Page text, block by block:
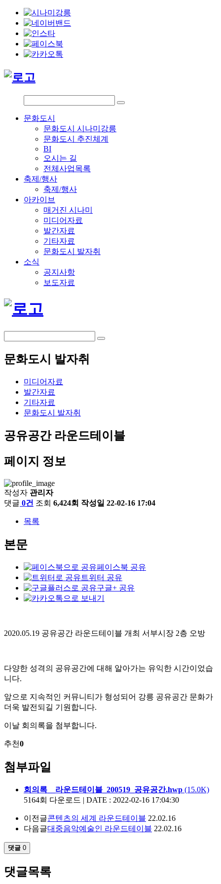
문화도시
문화도시 시나미강릉
문화도시 추진체계
BI
오시는 길
전체사업목록
축제/행사
축제/행사
아카이브
매거진 시나미
미디어자료
발간자료
기타자료
문화도시 발자취
소식
공지사항
보도자료
문화도시 발자취
미디어자료
발간자료
기타자료
문화도시 발자취
공유공간 라운드테이블
페이지 정보
작성자 관리자
댓글 0건 조회 6,424회 작성일 22-02-16 17:04
목록
본문
페이스북 공유
트위터 공유
구글+ 공유
2020.05.19 공유공간 라운드테이블 개최 서부시장 2층 오방
다양한 성격의 공유공간에 대해 알아가는 유익한 시간이었습
니다.
앞으로 지속적인 커뮤니티가 형성되어 강릉 공유공간 문화가
더욱 발전되길 기원합니다.
이날 회의록을 첨부합니다.
추천0
첨부파일
회의록__라운드테이블_200519_공유공간.hwp (15.0K)
5164회 다운로드 | DATE : 2022-02-16 17:04:30
이전글콘텐츠의 세계 라운드테이블 22.02.16
다음글대중음악예술인 라운드테이블 22.02.16
댓글 0
댓글목록